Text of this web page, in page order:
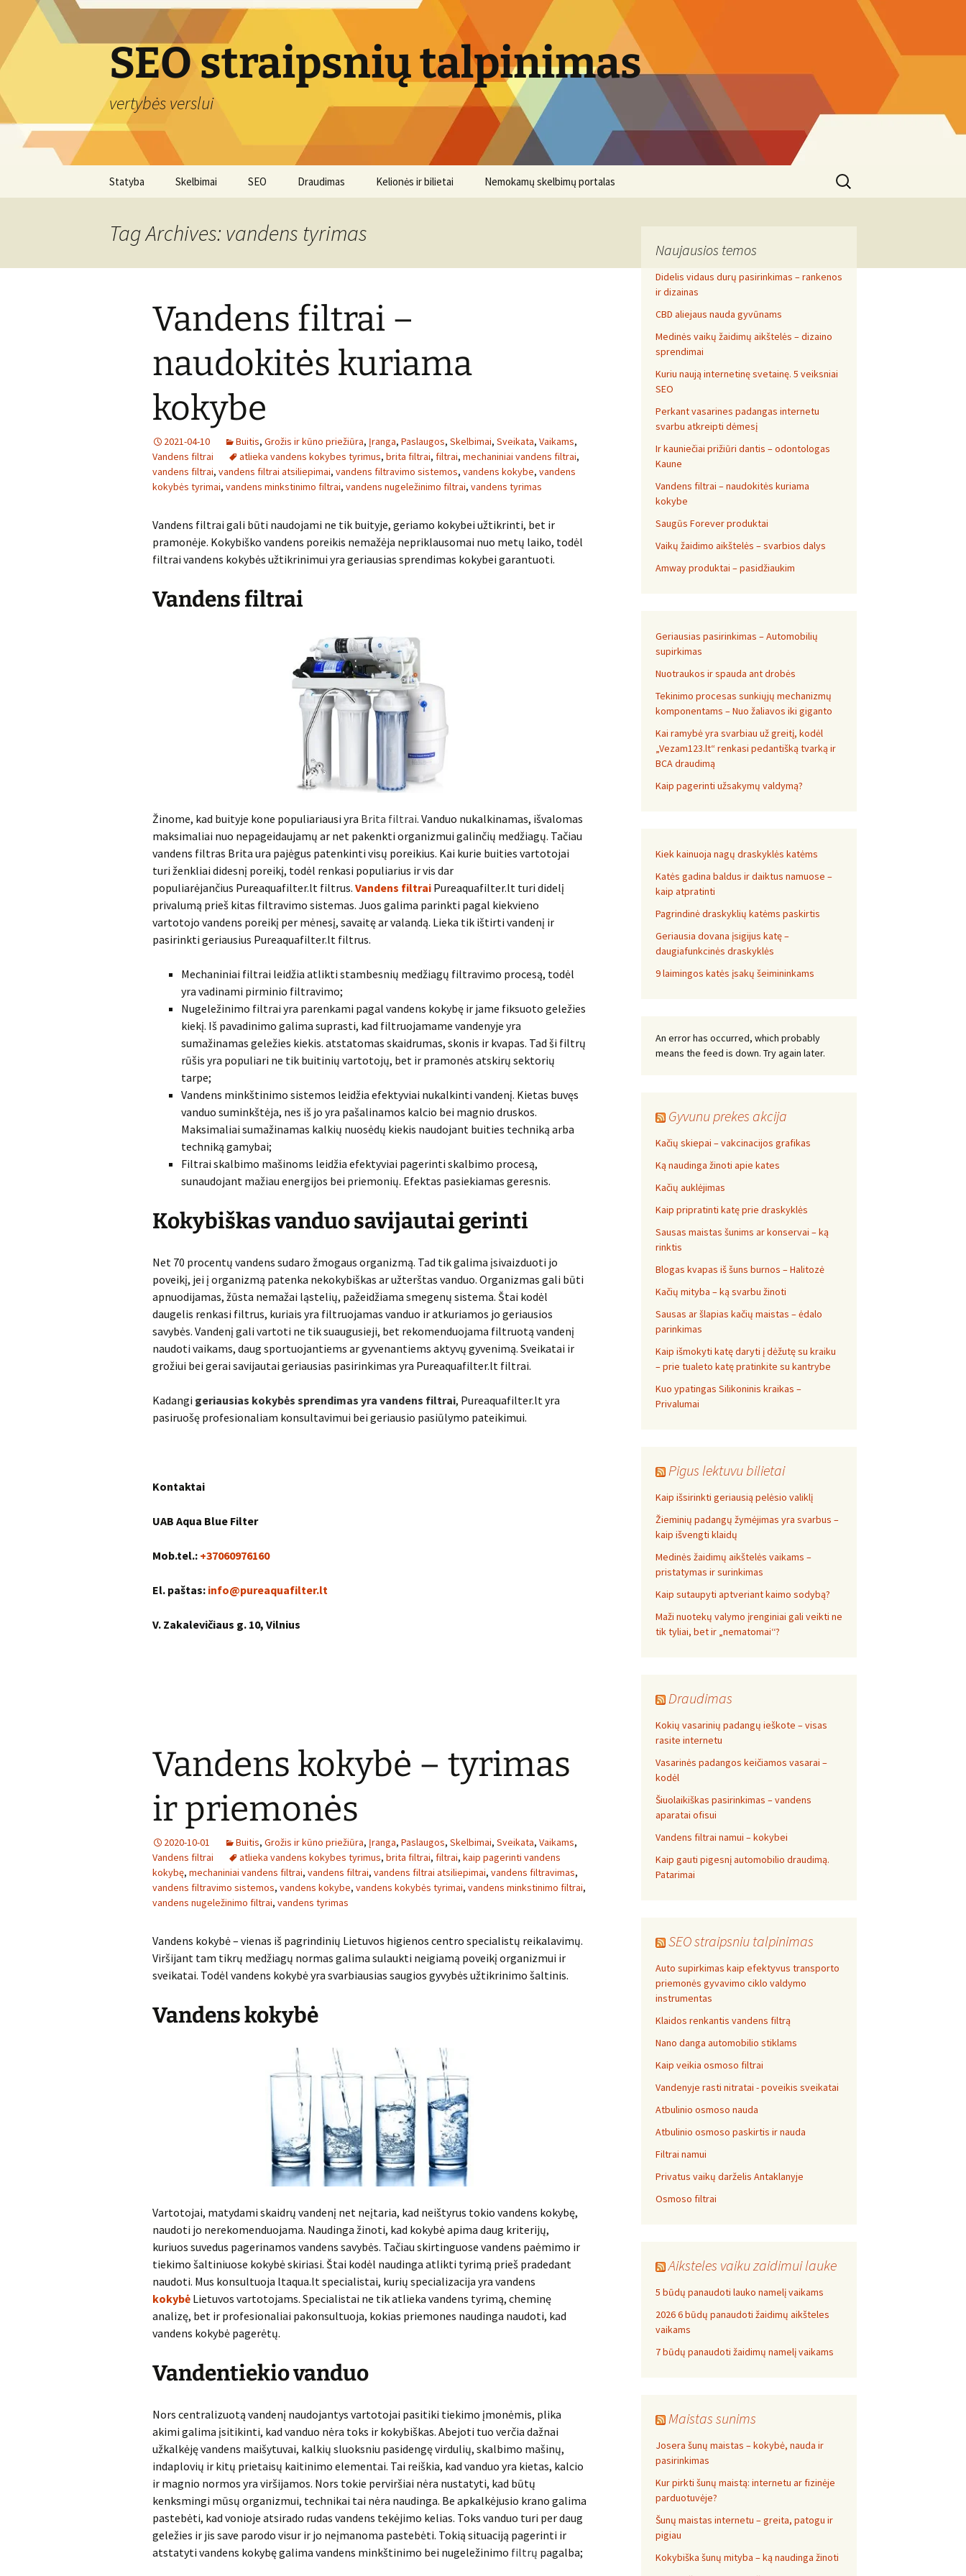
content
SEO straipsnių talpinimas
vertybės verslui
Statyba Skelbimai SEO Draudimas Kelionės ir bilietai Nemokamų skelbimų portalas
Search
for:
Tag Archives: vandens tyrimas
Vandens filtrai –
naudokitės kuriama
kokybe
2021-04-10 Buitis, Grožis ir kūno priežiūra, Įranga, Paslaugos, Skelbimai, Sveikata, Vaikams,
Vandens filtrai
atlieka vandens kokybes tyrimus, brita filtrai, filtrai, mechaniniai vandens filtrai,
vandens filtrai, vandens filtrai atsiliepimai, vandens filtravimo sistemos, vandens kokybe, vandens
kokybės tyrimai, vandens minkstinimo filtrai, vandens nugeležinimo filtrai, vandens tyrimas
Vandens filtrai gali būti naudojami ne tik buityje, geriamo kokybei užtikrinti, bet ir
pramonėje. Kokybiško vandens poreikis nemažėja nepriklausomai nuo metų laiko, todėl
filtrai vandens kokybės užtikrinimui yra geriausias sprendimas kokybei garantuoti.
Vandens filtrai
Žinome, kad buityje kone populiariausi yra Brita filtrai. Vanduo nukalkinamas, išvalomas
maksimaliai nuo nepageidaujamų ar net pakenkti organizmui galinčių medžiagų. Tačiau
vandens filtras Brita ura pajėgus patenkinti visų poreikius. Kai kurie buities vartotojai
turi ženkliai didesnį poreikį, todėl renkasi populiarius ir vis dar
populiarėjančius Pureaquafilter.lt filtrus. Vandens filtrai Pureaquafilter.lt turi didelį
privalumą prieš kitas filtravimo sistemas. Juos galima parinkti pagal kiekvieno
vartotojo vandens poreikį per mėnesį, savaitę ar valandą. Lieka tik ištirti vandenį ir
pasirinkti geriausius Pureaquafilter.lt filtrus.
Mechaniniai filtrai leidžia atlikti stambesnių medžiagų filtravimo procesą, todėl
yra vadinami pirminio filtravimo;
Nugeležinimo filtrai yra parenkami pagal vandens kokybę ir jame fiksuoto geležies
kiekį. Iš pavadinimo galima suprasti, kad filtruojamame vandenyje yra
sumažinamas geležies kiekis. atstatomas skaidrumas, skonis ir kvapas. Tad ši filtrų
rūšis yra populiari ne tik buitinių vartotojų, bet ir pramonės atskirų sektorių
tarpe;
Vandens minkštinimo sistemos leidžia efektyviai nukalkinti vandenį. Kietas buvęs
vanduo suminkštėja, nes iš jo yra pašalinamos kalcio bei magnio druskos.
Maksimaliai sumažinamas kalkių nuosėdų kiekis naudojant buities techniką arba
techniką gamybai;
Filtrai skalbimo mašinoms leidžia efektyviai pagerinti skalbimo procesą,
sunaudojant mažiau energijos bei priemonių. Efektas pasiekiamas geresnis.
Kokybiškas vanduo savijautai gerinti
Net 70 procentų vandens sudaro žmogaus organizmą. Tad tik galima įsivaizduoti jo
poveikį, jei į organizmą patenka nekokybiškas ar užterštas vanduo. Organizmas gali būti
apnuodijamas, žūsta nemažai ląstelių, pažeidžiama smegenų sistema. Štai kodėl
daugelis renkasi filtrus, kuriais yra filtruojamas vanduo ir atkuriamos jo geriausios
savybės. Vandenį gali vartoti ne tik suaugusieji, bet rekomenduojama filtruotą vandenį
naudoti vaikams, daug sportuojantiems ar gyvenantiems aktyvų gyvenimą. Sveikatai ir
grožiui bei gerai savijautai geriausias pasirinkimas yra Pureaquafilter.lt filtrai.
Kadangi geriausias kokybės sprendimas yra vandens filtrai, Pureaquafilter.lt yra
pasiruošę profesionaliam konsultavimui bei geriausio pasiūlymo pateikimui.
Kontaktai
UAB Aqua Blue Filter
Mob.tel.: +37060976160
El. paštas: info@pureaquafilter.lt
V. Zakalevičiaus g. 10, Vilnius
Vandens kokybė – tyrimas
ir priemonės
2020-10-01 Buitis, Grožis ir kūno priežiūra, Įranga, Paslaugos, Skelbimai, Sveikata, Vaikams,
Vandens filtrai
atlieka vandens kokybes tyrimus, brita filtrai, filtrai, kaip pagerinti vandens
kokybę, mechaniniai vandens filtrai, vandens filtrai, vandens filtrai atsiliepimai, vandens filtravimas,
vandens filtravimo sistemos, vandens kokybe, vandens kokybės tyrimai, vandens minkstinimo filtrai,
vandens nugeležinimo filtrai, vandens tyrimas
Vandens kokybė – vienas iš pagrindinių Lietuvos higienos centro specialistų reikalavimų.
Viršijant tam tikrų medžiagų normas galima sulaukti neigiamą poveikį organizmui ir
sveikatai. Todėl vandens kokybė yra svarbiausias saugios gyvybės užtikrinimo šaltinis.
Vandens kokybė
Vartotojai, matydami skaidrų vandenį net neįtaria, kad neištyrus tokio vandens kokybę,
naudoti jo nerekomenduojama. Naudinga žinoti, kad kokybė apima daug kriterijų,
kuriuos suvedus pagerinamos vandens savybės. Tačiau skirtinguose vandens paėmimo ir
tiekimo šaltiniuose kokybė skiriasi. Štai kodėl naudinga atlikti tyrimą prieš pradedant
naudoti. Mus konsultuoja ltaqua.lt specialistai, kurių specializacija yra vandens
kokybė Lietuvos vartotojams. Specialistai ne tik atlieka vandens tyrimą, cheminę
analizę, bet ir profesionaliai pakonsultuoja, kokias priemones naudinga naudoti, kad
vandens kokybė pagerėtų.
Vandentiekio vanduo
Nors centralizuotą vandenį naudojantys vartotojai pasitiki tiekimo įmonėmis, plika
akimi galima įsitikinti, kad vanduo nėra toks ir kokybiškas. Abejoti tuo verčia dažnai
užkalkėję vandens maišytuvai, kalkių sluoksniu pasidengę virdulių, skalbimo mašinų,
indaplovių ir kitų prietaisų kaitinimo elementai. Tai reiškia, kad vanduo yra kietas, kalcio
ir magnio normos yra viršijamos. Nors tokie perviršiai nėra nustatyti, kad būtų
kenksmingi mūsų organizmui, technikai tai nėra naudinga. Be apkalkėjusio krano galima
pastebėti, kad vonioje atsirado rudas vandens tekėjimo kelias. Toks vanduo turi per daug
geležies ir jis save parodo visur ir jo neįmanoma pastebėti. Tokią situaciją pagerinti ir
atstatyti vandens kokybę galima vandens minkštinimo bei nugeležinimo filtrų pagalba;
Naujausios temos
Didelis vidaus durų pasirinkimas – rankenos
ir dizainas
CBD aliejaus nauda gyvūnams
Medinės vaikų žaidimų aikštelės – dizaino
sprendimai
Kuriu naują internetinę svetainę. 5 veiksniai
SEO
Perkant vasarines padangas internetu
svarbu atkreipti dėmesį
Ir kauniečiai prižiūri dantis – odontologas
Kaune
Vandens filtrai – naudokitės kuriama
kokybe
Saugūs Forever produktai
Vaikų žaidimo aikštelės – svarbios dalys
Amway produktai – pasidžiaukim
Geriausias pasirinkimas – Automobilių
supirkimas
Nuotraukos ir spauda ant drobės
Tekinimo procesas sunkiųjų mechanizmų
komponentams – Nuo žaliavos iki giganto
Kai ramybė yra svarbiau už greitį, kodėl
„Vezam123.lt“ renkasi pedantišką tvarką ir
BCA draudimą
Kaip pagerinti užsakymų valdymą?
Kiek kainuoja nagų draskyklės katėms
Katės gadina baldus ir daiktus namuose –
kaip atpratinti
Pagrindinė draskyklių katėms paskirtis
Geriausia dovana įsigijus katę –
daugiafunkcinės draskyklės
9 laimingos katės įsakų šeimininkams
An error has occurred, which probably
means the feed is down. Try again later.
Gyvunu prekes akcija
Kačių skiepai – vakcinacijos grafikas
Ką naudinga žinoti apie kates
Kačių auklėjimas
Kaip pripratinti katę prie draskyklės
Sausas maistas šunims ar konservai – ką
rinktis
Blogas kvapas iš šuns burnos – Halitozė
Kačių mityba – ką svarbu žinoti
Sausas ar šlapias kačių maistas – ėdalo
parinkimas
Kaip išmokyti katę daryti į dėžutę su kraiku
– prie tualeto katę pratinkite su kantrybe
Kuo ypatingas Silikoninis kraikas –
Privalumai
Pigus lektuvu bilietai
Kaip išsirinkti geriausią pelėsio valiklį
Žieminių padangų žymėjimas yra svarbus –
kaip išvengti klaidų
Medinės žaidimų aikštelės vaikams –
pristatymas ir surinkimas
Kaip sutaupyti aptveriant kaimo sodybą?
Maži nuotekų valymo įrenginiai gali veikti ne
tik tyliai, bet ir „nematomai‘‘?
Draudimas
Kokių vasarinių padangų ieškote – visas
rasite internetu
Vasarinės padangos keičiamos vasarai –
kodėl
Šiuolaikiškas pasirinkimas – vandens
aparatai ofisui
Vandens filtrai namui – kokybei
Kaip gauti pigesnį automobilio draudimą.
Patarimai
SEO straipsniu talpinimas
Auto supirkimas kaip efektyvus transporto
priemonės gyvavimo ciklo valdymo
instrumentas
Klaidos renkantis vandens filtrą
Nano danga automobilio stiklams
Kaip veikia osmoso filtrai
Vandenyje rasti nitratai - poveikis sveikatai
Atbulinio osmoso nauda
Atbulinio osmoso paskirtis ir nauda
Filtrai namui
Privatus vaikų darželis Antaklanyje
Osmoso filtrai
Aiksteles vaiku zaidimui lauke
5 būdų panaudoti lauko namelį vaikams
2026 6 būdų panaudoti žaidimų aikšteles
vaikams
7 būdų panaudoti žaidimų namelį vaikams
Maistas sunims
Josera šunų maistas – kokybė, nauda ir
pasirinkimas
Kur pirkti šunų maistą: internetu ar fizinėje
parduotuvėje?
Šunų maistas internetu – greita, patogu ir
pigiau
Kokybiška šunų mityba – ką naudinga žinoti